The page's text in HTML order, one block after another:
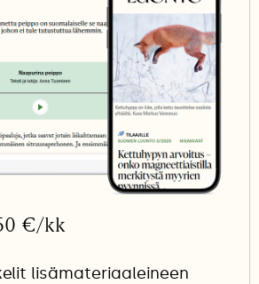
€/kk
lisämateriaaleineen